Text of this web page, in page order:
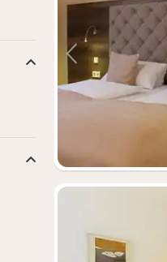
Vorige foto